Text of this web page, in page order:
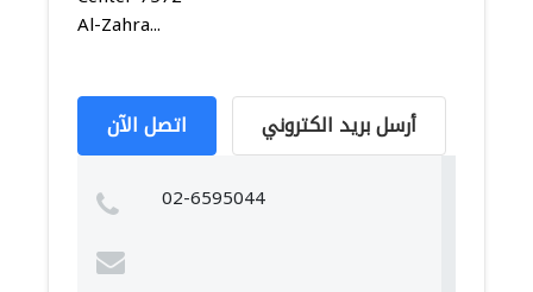
Al-Zahra...
اتصل الآن أرسل بريد الكتروني
02-6595044